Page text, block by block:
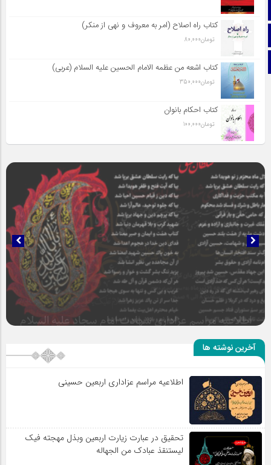
آپارات
اینستاگرام
تلگرام
کتاب راه اصلاح (امر به معروف و نهی از منکر)
تومان80,000
کتاب اشعه من عظمه الامام الحسین علیه السلام (عربی)
تومان350,000
کتاب احکام بانوان
تومان100,000
اطلاعیه مراسم عزاداری شهادت امام سجاد علیه السلام
سلطان عشق
آخرین نوشته ها
اطلاعیه مراسم عزاداری اربعین حسینی
تحقیق در عبارت زیارت اربعین وبذل مهجته فیک
لیستنقذ عبادک من الجهاله